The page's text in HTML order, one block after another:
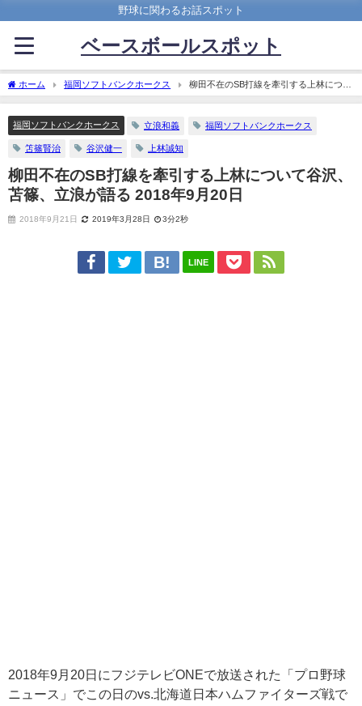
野球に関わるお話スポット
ベースボールスポット
ホーム 福岡ソフトバンクホークス
柳田不在のSB打線を牽引する上林につい
て谷沢、苫篠、立浪が語る 2018年9月20日
福岡ソフトバンクホークス 立浪和義 福岡ソフトバンクホークス
笘篠賢治 谷沢健一 上林誠知
柳田不在のSB打線を牽引する上林について谷沢、
苫篠、立浪が語る 2018年9月20日
2018年9月21日 2019年3月28日 3分2秒
LINE
2018年9月20日にフジテレビONEで放送された「プロ野球
ニュース」でこの日のvs.北海道日本ハムファイターズ戦で